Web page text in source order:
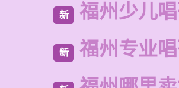
新 福州少儿
新 福州专业